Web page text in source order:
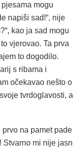
mogu
napiši sad!“, nije
kao ja sad mogu
vjerovao. Ta prva
to dogodilo.
s ribama i
očekavao nešto o
tvrdoglavosti,
na pamet pade
Stvarno mi nije